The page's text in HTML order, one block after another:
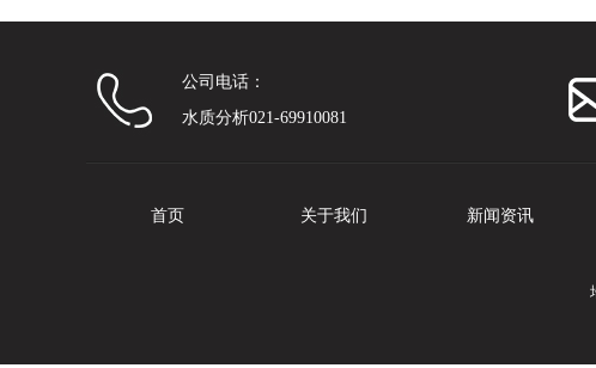
公司电话：
水质分析021-69910081
首页 关于我们 新闻资讯